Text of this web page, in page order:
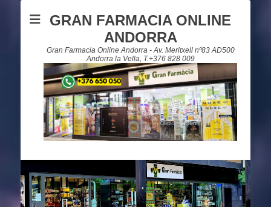
GRAN FARMACIA ONLINE
ANDORRA
Gran Farmacia Online Andorra - Av. Meritxell nº83 AD500
Andorra la Vella, T.+376 828 009